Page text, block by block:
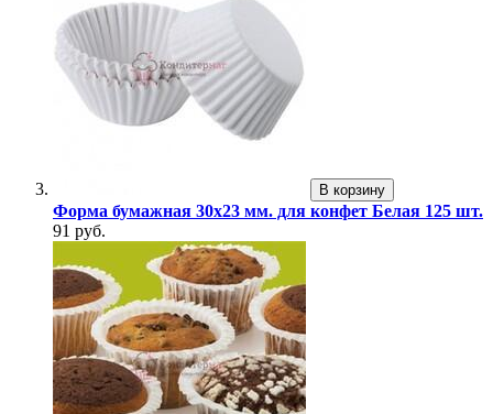
В корзину
Форма бумажная 30х23 мм. для конфет Белая 125 шт.
91 руб.